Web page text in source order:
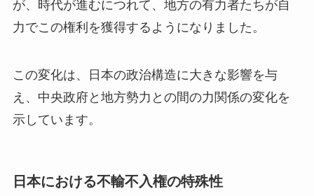
が、時代が進むにつれて、地方の有力者たちが自
力でこの権利を獲得するようになりました。
この変化は、日本の政治構造に大きな影響を与
え、中央政府と地方勢力との間の力関係の変化を
示しています。
日本における不輸不入権の特殊性